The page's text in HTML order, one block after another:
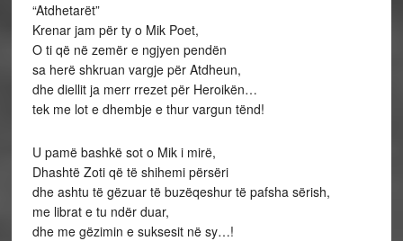
“Atdhetarët”
Krenar jam për ty o Mik Poet,
O ti që në zemër e ngjyen pendën
sa herë shkruan vargje për Atdheun,
dhe diellit ja merr rrezet për Heroikën…
tek me lot e dhembje e thur vargun tënd!
U pamë bashkë sot o Mik i mirë,
Dhashtë Zoti që të shihemi përsëri
dhe ashtu të gëzuar të buzëqeshur të pafsha sërish,
me librat e tu ndër duar,
dhe me gëzimin e suksesit në sy…!